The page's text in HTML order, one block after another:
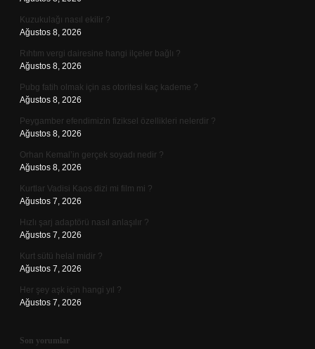
Kuzukulağı nasıl ekilir ?
Ağustos 8, 2026
Rıhtım vergi dairesine hangi ilçeler bağlı ?
Ağustos 8, 2026
Pubg fatih olmak için as otoritesi kaç kademe ?
Ağustos 8, 2026
Peygamber efendimizin fiziksel özellikleri nelerdir ?
Ağustos 8, 2026
Orhan Kemal’in gerçek soyadı nedir ?
Ağustos 8, 2026
Kurtlar Vadisi Kaos dizi mi film mi ?
Ağustos 7, 2026
Hızlı şarj adaptörü nasıl anlaşılır ?
Ağustos 7, 2026
Kurt sütü helal midir ?
Ağustos 7, 2026
Her şey aşk için hangi yıl ?
Ağustos 7, 2026
Son yorumlar